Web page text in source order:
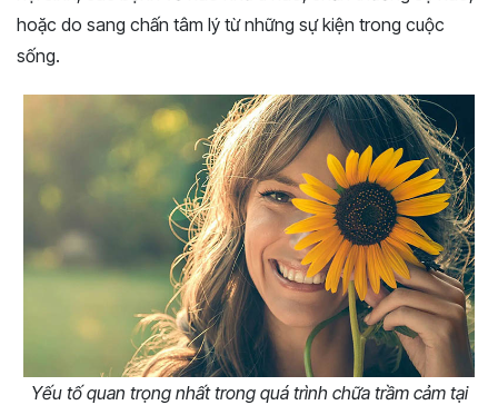
hoặc do sang chấn tâm lý từ những sự kiện trong cuộc
sống.
Yếu tố quan trọng nhất trong quá trình chữa trầm cảm tại